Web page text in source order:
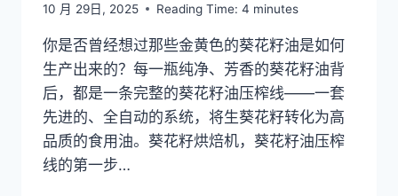
10 月 29日, 2025 Reading Time: 4 minutes
你是否曾经想过那些金黄色的葵花籽油是如何
生产出来的？每一瓶纯净、芳香的葵花籽油背
后，都是一条完整的葵花籽油压榨线——一套
先进的、全自动的系统，将生葵花籽转化为高
品质的食用油。葵花籽烘焙机，葵花籽油压榨
线的第一步…